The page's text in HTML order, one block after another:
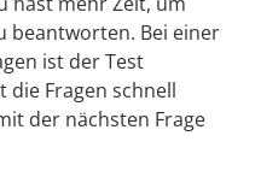
beantworten. Bei einer
ist der Test
die Fragen schnell
der nächsten Frage